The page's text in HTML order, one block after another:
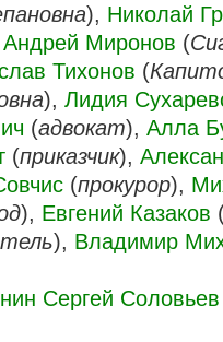
), Николай
Андрей Миронов (
Тихонов (
), Лидия
(адвокат), Алла
(приказчик),
(прокурор),
), Евгений Казаков
), Владимир
Сергей Соловьев